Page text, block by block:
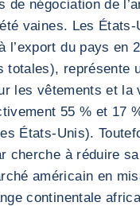
de négociation de
vaines. Les États-
l’export du pays en
totales), représente
les vêtements et la
55 % et 17
États-Unis).
cherche à réduire sa
américain en
continentale